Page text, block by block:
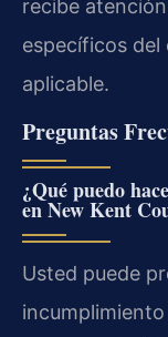
recibe
específicos del
aplicable.
Preguntas
¿Qué puedo
en New Kent
Usted puede